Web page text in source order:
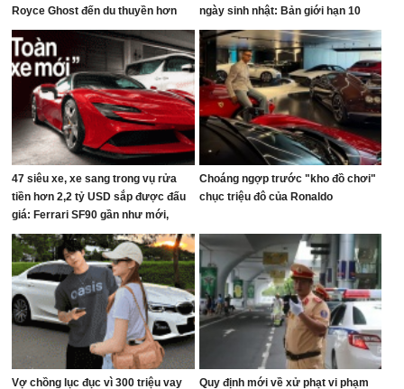
Royce Ghost đến du thuyền hơn
100 tỷ đồng
ngày sinh nhật: Bản giới hạn 10
chiếc toàn cầu, giá quy đổi gần 68
tỷ đồng
47 siêu xe, xe sang trong vụ rửa
tiền hơn 2,2 tỷ USD sắp được đấu
giá: Ferrari SF90 gần như mới,
Rolls-Royce xếp hàng dài
Choáng ngợp trước "kho đồ chơi"
chục triệu đô của Ronaldo
Vợ chồng lục đục vì 300 triệu vay Quy định mới về xử phạt vi phạm